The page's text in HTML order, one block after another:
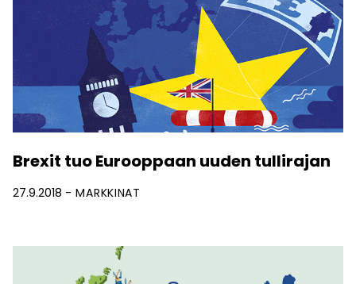
Brexit tuo Eurooppaan uuden tullirajan
27.9.2018 MARKKINAT